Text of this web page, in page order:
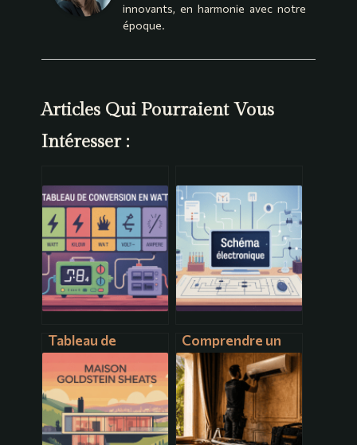
innovants, en harmonie avec notre
époque.
Articles Qui Pourraient Vous
Intéresser :
Tableau de
conversion en
watt : guide
pratique pour
convertir vos
puissances
Comprendre un
schéma
électronique :
bases, lecture et
bonnes pratiques